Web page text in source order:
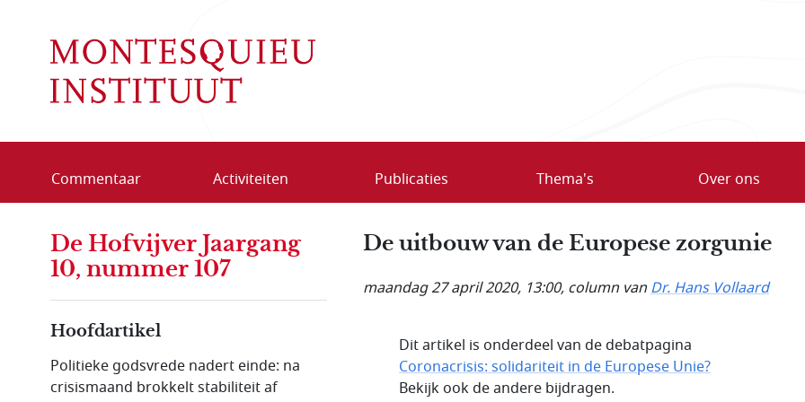
Commentaar Activiteiten Publicaties Thema's Over ons
De uitbouw van de Europese zorgunie
maandag 27 april 2020, 13:00, column vanDr. Hans Vollaard
Dit artikel is onderdeel van de debatpagina
Coronacrisis: solidariteit in de Europese Unie?
Bekijk ook de andere bijdragen.
De Hofvijver Jaargang
10, nummer 107
Hoofdartikel
Politieke godsvrede nadert einde: na
crisismaand brokkelt stabiliteit af